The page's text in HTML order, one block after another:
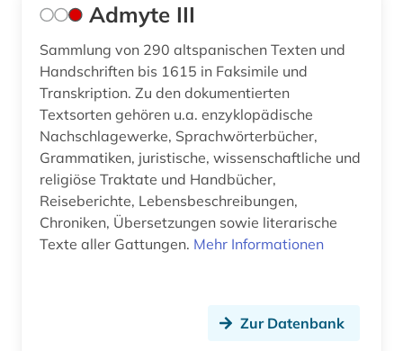
didaktik (2)
die rougon-macquart (1)
digital humanities (1)
digitalisat (1)
digitalisierung (1)
discovery service (1)
dissertation (3)
Admyte III
Sammlung von 290 altspanischen Texten und
Handschriften bis 1615 in Faksimile und
Transkription. Zu den dokumentierten
Textsorten gehören u.a. enzyklopädische
Nachschlagewerke, Sprachwörterbücher,
Grammatiken, juristische, wissenschaftliche und
religiöse Traktate und Handbücher,
Reiseberichte, Lebensbeschreibungen,
Chroniken, Übersetzungen sowie literarische
Texte aller Gattungen. Mehr Informationen
Zur Datenbank